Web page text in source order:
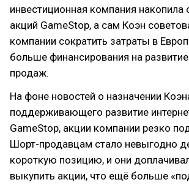
инвестиционная компания накопила
акций GameStop, а сам Коэн
компании сократить затраты в
больше финансирования на
продаж.
На фоне новостей о назначении
поддерживающего развитие
GameStop, акции компании резко
Шорт-продавцам стало невыгодно
короткую позицию, и они
выкупить акции, что ещё больше